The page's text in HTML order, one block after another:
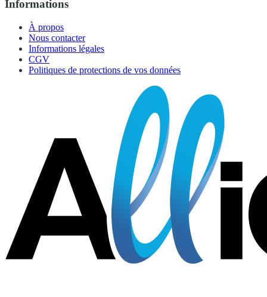
Informations
À propos
Nous contacter
Informations légales
CGV
Politiques de protections de vos données